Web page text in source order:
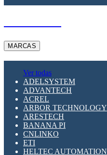
MARCAS
Ver todas
ADELSYSTEM
ADVANTECH
ACREL
ARBOR TECHNOLOGY
ARESTECH
BANANA PI
CNLINKO
ETI
HELTEC AUTOMATION